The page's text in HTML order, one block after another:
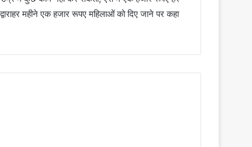
महीने एक हजार रूपए महिलाओं को दिए जाने पर कहा